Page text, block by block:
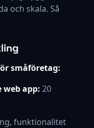
och skala. Så
småföretag:
web app: 20
funktionalitet